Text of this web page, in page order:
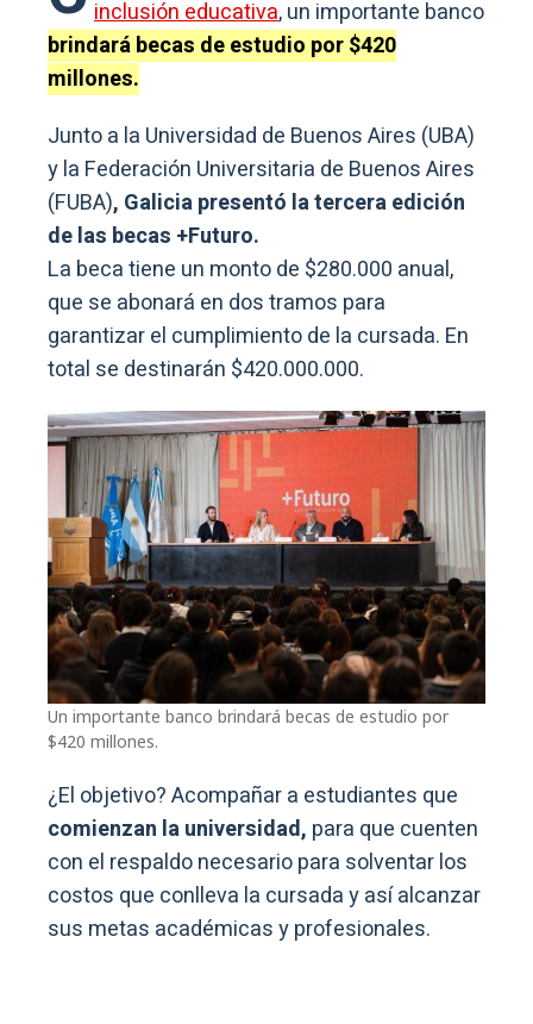
inclusión educativa, un importante banco
brindará becas de estudio por $420
millones.
Junto a la Universidad de Buenos Aires (UBA)
y la Federación Universitaria de Buenos Aires
(FUBA), Galicia presentó la tercera edición
de las becas +Futuro.
La beca tiene un monto de $280.000 anual,
que se abonará en dos tramos para
garantizar el cumplimiento de la cursada. En
total se destinarán $420.000.000.
Un importante banco brindará becas de estudio por
$420 millones.
¿El objetivo? Acompañar a estudiantes que
comienzan la universidad, para que cuenten
con el respaldo necesario para solventar los
costos que conlleva la cursada y así alcanzar
sus metas académicas y profesionales.